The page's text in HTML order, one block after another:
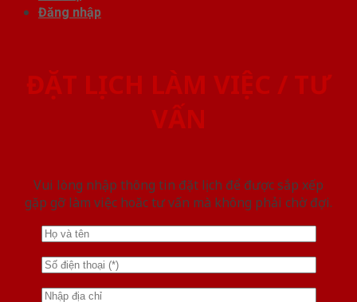
Đăng nhập
ĐẶT LỊCH LÀM VIỆC / TƯ
VẤN
Vui lòng nhập thông tin đặt lịch để được sắp xếp
gặp gỡ làm việc hoăc tư vấn mà không phải chờ đợi.